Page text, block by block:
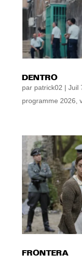
DENTRO
par patrick02 | Juil
programme 2026
FRONTERA